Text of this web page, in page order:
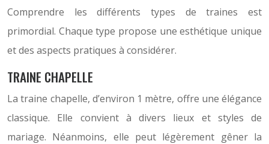
Comprendre les différents types de traines est
primordial. Chaque type propose une esthétique unique
et des aspects pratiques à considérer.
TRAINE CHAPELLE
La traine chapelle, d’environ 1 mètre, offre une élégance
classique. Elle convient à divers lieux et styles de
mariage. Néanmoins, elle peut légèrement gêner la